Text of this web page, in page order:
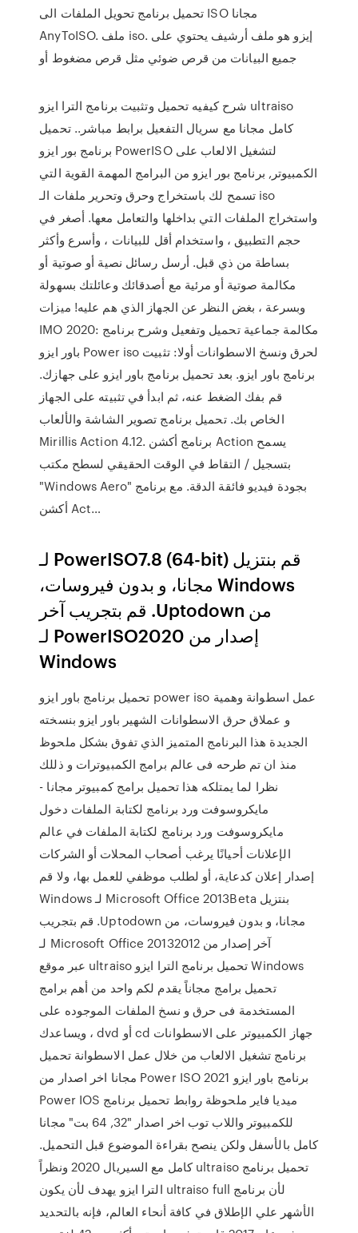
تحميل برنامج تحويل الملفات الى ISO مجانا
AnyToISO. ملف iso. إيزو ﻫﻮ ﻣﻠﻒ ﺃﺭﺷﻴﻒ ﻳﺤﺘﻮﻱ ﻋﻠﻰ
شرح كيفيه تحميل وتثبيت برنامج الترا ايزو ultraiso
كامل مجانا مع سريال التفعيل برابط مباشر.. تحميل
برنامج بور ايزو PowerISO لتشغيل الالعاب على
الكمبيوتر, برنامج بور ايزو من البرامج المهمة القوية التي
تسمح لك باستخراج وحرق وتحرير ملفات الـ iso
واستخراج الملفات التي بداخلها والتعامل معها. أصغر في
حجم التطبيق ، واستخدام أقل للبيانات ، وأسرع وأكثر
بساطة من ذي قبل. أرسل رسائل نصية أو صوتية أو
مكالمة صوتية أو مرئية مع أصدقائك وعائلتك بسهولة
وبسرعة ، بغض النظر عن الجهاز الذي هم عليه! ميزات
IMO 2020: مكالمة جماعية تحميل وتفعيل وشرح برنامج
باور ايزو Power iso لحرق ونسخ الاسطوانات أولا: تثبيت
برنامج باور ايزو. بعد تحميل برنامج باور ايزو على جهازك.
قم بفك الضغط عنه، ثم ابدأ في تثبيته على الجهاز
الخاص بك. تحميل برنامج تصوير الشاشة والألعاب
Mirillis Action 4.12. برنامج أكشن Action يسمح
بتسجيل / التقاط في الوقت الحقيقي لسطح مكتب
"Windows Aero" بجودة فيديو فائقة الدقة. مع برنامج
أكشن Act…
‫قم بنتزيل PowerISO7.8 (64-bit) لـ
Windows مجانا، و بدون فيروسات،
من Uptodown. قم بتجريب آخر
إصدار من PowerISO2020 لـ
Windows
تحميل برنامج باور ايزو power iso عمل اسطوانة وهمية
و عملاق حرق الاسطوانات الشهير باور ايزو بنسخته
الجديدة هذا البرنامج المتميز الذي تفوق بشكل ملحوظ
منذ ان تم طرحه فى عالم برامج الكمبيوترات و ذللك
نظرا لما يمتلكه هذا تحميل برامج كمبيوتر مجانا -
مايكروسوفت ورد برنامج لكتابة الملفات دخول
مايكروسوفت ورد برنامج لكتابة الملفات في عالم
الإعلانات أحيانًا يرغب أصحاب المحلات أو الشركات
إصدار إعلان كدعاية، أو لطلب موظفي للعمل بها، ولا ‫قم
بنتزيل Microsoft Office 2013Beta لـ Windows
مجانا، و بدون فيروسات، من Uptodown. قم بتجريب
آخر إصدار من Microsoft Office 20132012 لـ
Windows تحميل برنامج الترا ايزو ultraiso عبر موقع
تحميل برامج مجاناً يقدم لكم واحد من أهم برامج
المستخدمة فى حرق و نسخ الملفات الموجوده على
جهاز الكمبيوتر على الاسطوانات cd أو dvd ، ويساعدك
برنامج تشغيل الالعاب من خلال عمل الاسطوانة تحميل
برنامج باور ايزو 2021 Power ISO مجانا اخر اصدار من
ميديا فاير ملحوظة روابط تحميل برنامج Power IOS
للكمبيوتر واللاب توب اخر اصدار "32, 64 بت" مجانا
كامل بالأسفل ولكن ينصح بقراءة الموضوع قبل التحميل.
تحميل برنامج ultraiso كامل مع السيريال 2020 ونظراً
لأن برنامج ultraiso full الترا ايزو يهدف لأن يكون
الأشهر علي الإطلاق في كافة أنحاء العالم، فإنه بالتحديد